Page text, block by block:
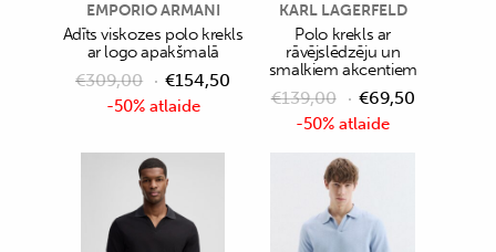
-50% atlaide
EMPORIO ARMANI
Adīts viskozes polo krekls
ar logo apakšmalā
€309,00 €154,50
-50% atlaide
KARL LAGERFELD
Polo krekls ar
rāvējslēdzēju un
smalkiem akcentiem
€139,00 €69,50